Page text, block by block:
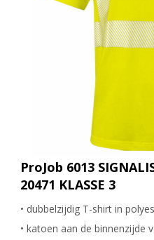
ProJob 6013
20471 KLASSE 3
• dubbelzijdig T-shirt in
• katoen aan de binnenzijde